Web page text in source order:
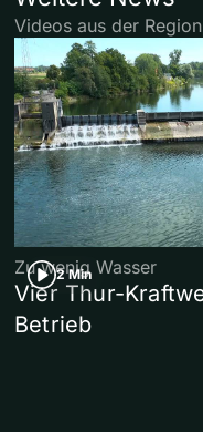
Videos aus der
2 Min
Zu wenig Wasser
Vier Thur-
Betrieb